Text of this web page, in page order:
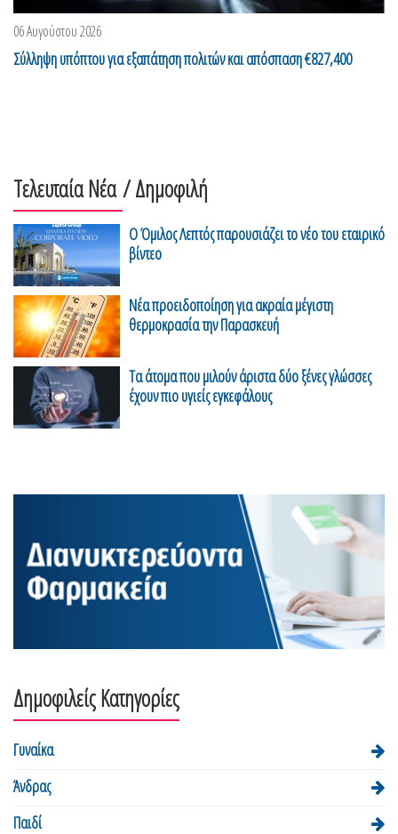
06 Αυγούστου 2026
Σύλληψη υπόπτου για εξαπάτηση πολιτών και απόσπαση €827,400
Τελευταία Νέα/ Δημοφιλή
Ο Όμιλος Λεπτός παρουσιάζει το νέο του εταιρικό
βίντεο
Νέα προειδοποίηση για ακραία μέγιστη
θερμοκρασία την Παρασκευή
Τα άτομα που μιλούν άριστα δύο ξένες γλώσσες
έχουν πιο υγιείς εγκεφάλους
Δημοφιλείς Κατηγορίες
Γυναίκα
Άνδρας
Παιδί